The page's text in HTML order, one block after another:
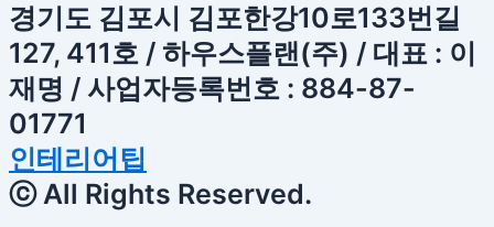
경기도 김포시 김포한강10로133번길
127, 411호 / 하우스플랜(주) / 대표 : 이
재명 / 사업자등록번호 : 884-87-
01771
인테리어팁
ⓒ All Rights Reserved.